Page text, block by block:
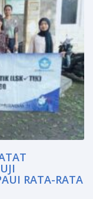
RATA-RATA